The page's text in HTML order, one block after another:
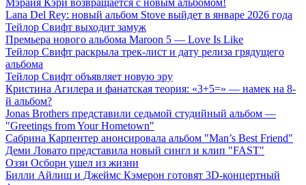
Мэрайя Кэри возвращается с новым альбомом!
Lana Del Rey: новый альбом Stove выйдет в январе 2026 года
Тейлор Свифт выходит замуж
Премьера нового альбома Maroon 5 — Love Is Like
Тейлор Свифт раскрыла трек-лист и дату релиза грядущего
альбома
Тейлор Свифт объявляет новую эру
Кристина Агилера и фанатская теория: «3+5=» — намек на 8-
й альбом?
Jonas Brothers представили седьмой студийный альбом —
"Greetings from Your Hometown"
Сабрина Карпентер анонсировала альбом "Man’s Best Friend"
Деми Ловато представила новый сингл и клип "FAST"
Оззи Осборн ушел из жизни
Билли Айлиш и Джеймс Кэмерон готовят 3D-концертный